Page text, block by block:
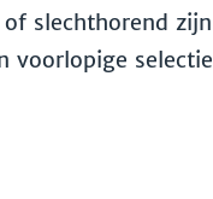
slechthorend zijn
voorlopige selectie